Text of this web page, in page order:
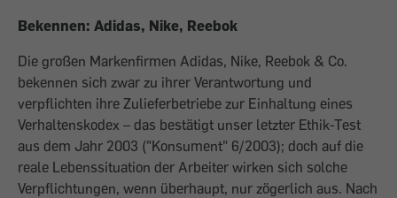
Bekennen: Adidas, Nike, Reebok
Die großen Markenfirmen Adidas, Nike, Reebok & Co.
bekennen sich zwar zu ihrer Verantwortung und
verpflichten ihre Zulieferbetriebe zur Einhaltung eines
Verhaltenskodex – das bestätigt unser letzter Ethik-Test
aus dem Jahr 2003 ("Konsument" 6/2003); doch auf die
reale Lebenssituation der Arbeiter wirken sich solche
Verpflichtungen, wenn überhaupt, nur zögerlich aus. Nach